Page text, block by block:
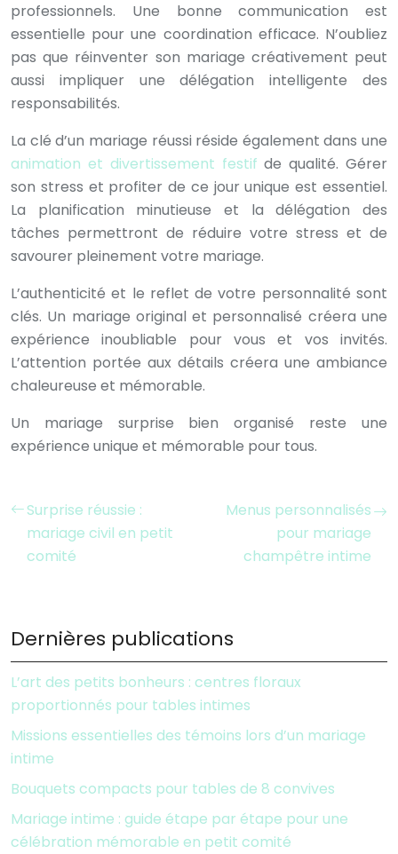
professionnels. Une bonne communication est
essentielle pour une coordination efficace. N’oubliez
pas que réinventer son mariage créativement peut
aussi impliquer une délégation intelligente des
responsabilités.
La clé d’un mariage réussi réside également dans une
animation et divertissement festif de qualité. Gérer
son stress et profiter de ce jour unique est essentiel.
La planification minutieuse et la délégation des
tâches permettront de réduire votre stress et de
savourer pleinement votre mariage.
L’authenticité et le reflet de votre personnalité sont
clés. Un mariage original et personnalisé créera une
expérience inoubliable pour vous et vos invités.
L’attention portée aux détails créera une ambiance
chaleureuse et mémorable.
Un mariage surprise bien organisé reste une
expérience unique et mémorable pour tous.
Surprise réussie :
mariage civil en petit
comité
Menus personnalisés
pour mariage
champêtre intime
Dernières publications
L’art des petits bonheurs : centres floraux
proportionnés pour tables intimes
Missions essentielles des témoins lors d’un mariage
intime
Bouquets compacts pour tables de 8 convives
Mariage intime : guide étape par étape pour une
célébration mémorable en petit comité